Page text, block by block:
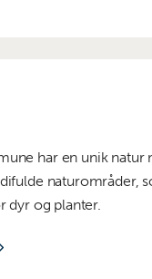
har en unik natur
naturområder,
dyr og planter.